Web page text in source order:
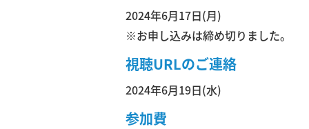
2024年6月17日(月)
※お申し込みは締め切りました。
視聴URLのご連絡
2024年6月19日(水)
参加費